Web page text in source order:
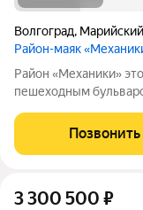
Волгоград,
Район-маяк
Район «Механики» это пять кварталов с новой школой и
пешеходным
канала и людьми,
пространство для
Позвонить
3 300 500 ₽